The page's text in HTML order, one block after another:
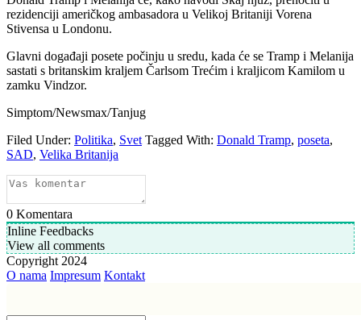
rezidenciji američkog ambasadora u Velikoj Britaniji Vorena
Stivensa u Londonu.
Glavni događaji posete počinju u sredu, kada će se Tramp i Melanija
sastati s britanskim kraljem Čarlsom Trećim i kraljicom Kamilom u
zamku Vindzor.
Simptom/Newsmax/Tanjug
Filed Under: Politika, Svet Tagged With: Donald Tramp, poseta,
SAD, Velika Britanija
0 Komentara
Inline Feedbacks
View all comments
Copyright 2024
O nama Impresum Kontakt